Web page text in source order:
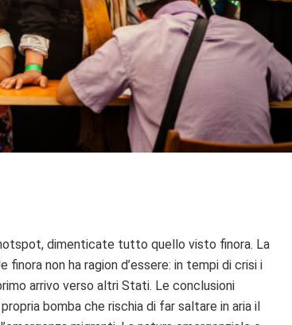
dimenticate tutto quello visto finora. La
non ha ragion d’essere: in tempi di crisi i
arrivo verso altri Stati. Le conclusioni
bomba che rischia di far saltare in aria il